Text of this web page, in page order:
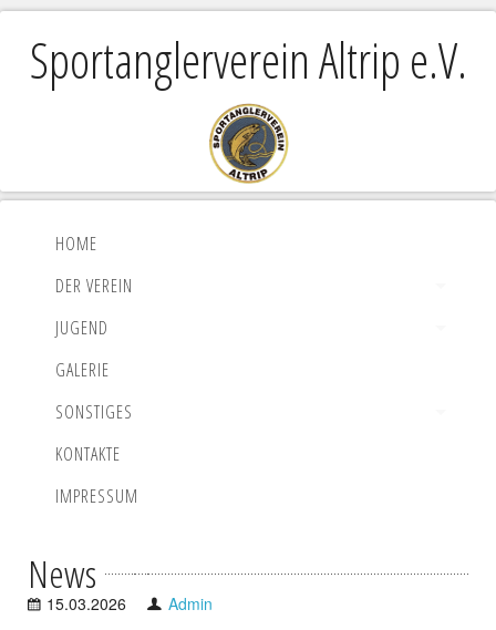
Sportanglerverein Altrip e.V.
HOME
DER VEREIN
JUGEND
GALERIE
SONSTIGES
KONTAKTE
IMPRESSUM
News
15.03.2026 Admin